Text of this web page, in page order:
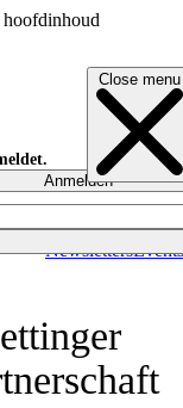
hoofdinhoud
Close menu
NewslettersEvents
Anmelden